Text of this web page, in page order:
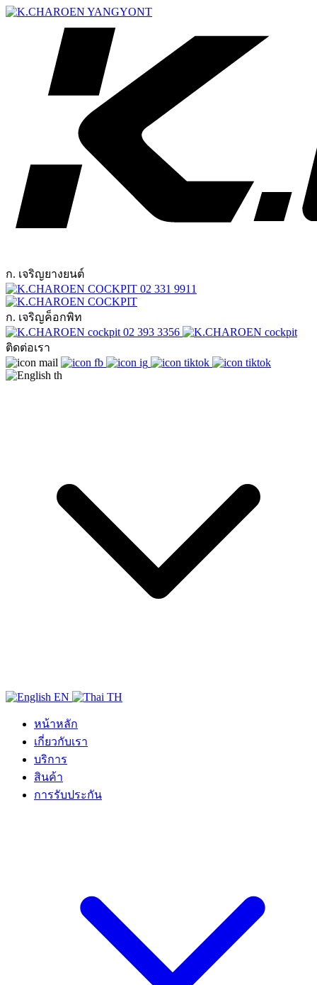
ก. เจริญยางยนต์
02 331 9911
ก. เจริญค็อกพิท
02 393 3356
ติดต่อเรา
th
EN TH
หน้าหลัก
เกี่ยวกับเรา
บริการ
สินค้า
การรับประกัน